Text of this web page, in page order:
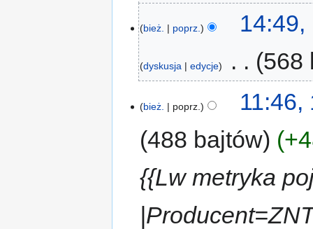
bież. poprz. 14:49,
dyskusja edycje 568
bież. poprz.
11:46,
488 bajtów
{{Lw metryka